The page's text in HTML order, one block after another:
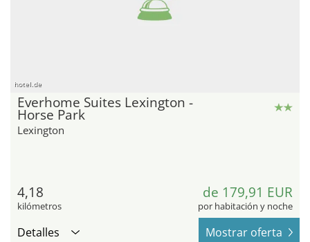
hotel.de
Everhome Suites Lexington -
Horse Park
Lexington
4,18
kilómetros
de 179,91 EUR
por habitación y noche
Detalles Mostrar oferta